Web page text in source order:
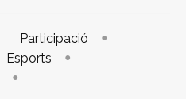
Participació
Esports